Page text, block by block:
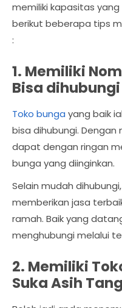
memiliki kapasitas yang
berikut beberapa tips
:
1. Memiliki
Bisa dihubungi
Toko bunga yang baik
bisa dihubungi.
dapat dengan ringan
bunga yang diinginkan.
Selain mudah
memberikan jasa
ramah. Baik yang
menghubungi melalui
2. Memiliki
Suka Asih